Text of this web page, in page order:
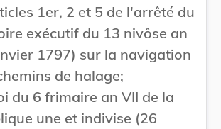
1er, 2 et 5 de l'arrêté du
exécutif du 13 nivôse an
1797) sur la navigation
de halage;
du 6 frimaire an VII de la
une et indivise (26